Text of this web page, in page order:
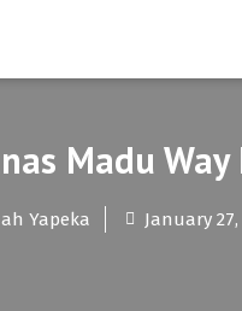
Madu Way
Yapeka January 27,